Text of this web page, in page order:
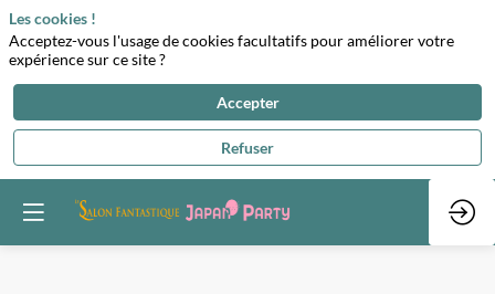
Les cookies !
Acceptez-vous l'usage de cookies facultatifs pour améliorer votre
expérience sur ce site ?
Accepter
Refuser